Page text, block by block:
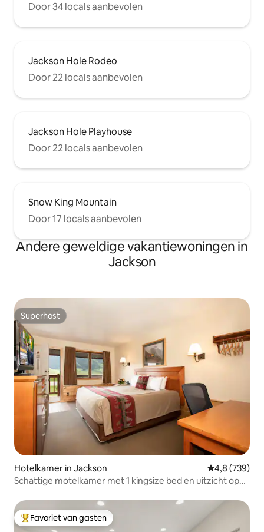
Door 34 locals aanbevolen
Jackson Hole Rodeo
Door 22 locals aanbevolen
Jackson Hole Playhouse
Door 22 locals aanbevolen
Snow King Mountain
Door 17 locals aanbevolen
Andere geweldige vakantiewoningen in
Jackson
Superhost
Superhost
Hotelkamer in Jackson Gemiddelde
4,8 (739)
Schattige motelkamer met 1 kingsize bed en uitzicht op
Topfavoriet van gasten
Favoriet van gasten